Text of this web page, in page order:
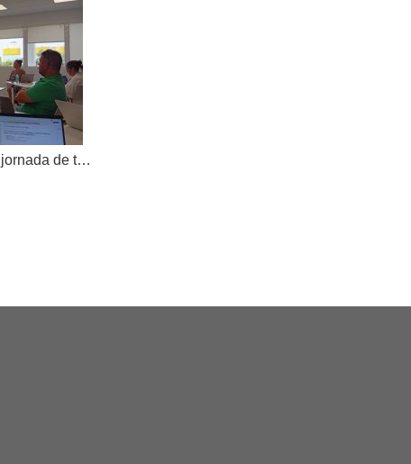
AKOE tanca el curs amb una jornada de treball compartit i dona la benvinguda a una nova cooperativa